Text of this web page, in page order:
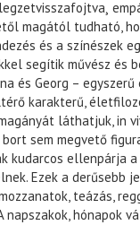
magától tudható,
és a színészek
segítik művész és
és Georg –
karakterű,
láthatjuk, in
sem megvető
kudarcos ellenpárja
Ezek a derűsebb
teázás,
napszakok, hónapok